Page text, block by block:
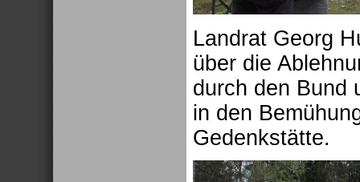
Landrat Georg
über die
durch den Bund
in den
Gedenkstätte.